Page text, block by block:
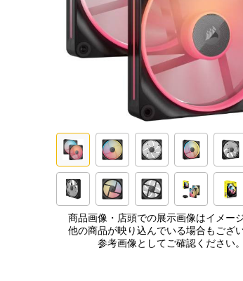
商品画像・店頭での展示画像はイメージ
他の商品が映り込んでいる場合もござい
参考画像としてご確認ください。